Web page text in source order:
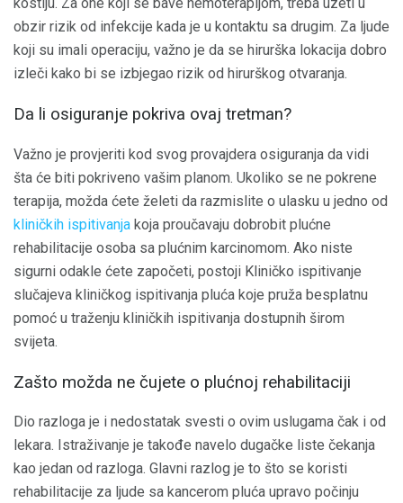
kostiju. Za one koji se bave hemoterapijom, treba uzeti u
obzir rizik od infekcije kada je u kontaktu sa drugim. Za ljude
koji su imali operaciju, važno je da se hirurška lokacija dobro
izleči kako bi se izbjegao rizik od hirurškog otvaranja.
Da li osiguranje pokriva ovaj tretman?
Važno je provjeriti kod svog provajdera osiguranja da vidi
šta će biti pokriveno vašim planom. Ukoliko se ne pokrene
terapija, možda ćete želeti da razmislite o ulasku u jedno od
kliničkih ispitivanja koja proučavaju dobrobit plućne
rehabilitacije osoba sa plućnim karcinomom. Ako niste
sigurni odakle ćete započeti, postoji Kliničko ispitivanje
slučajeva kliničkog ispitivanja pluća koje pruža besplatnu
pomoć u traženju kliničkih ispitivanja dostupnih širom
svijeta.
Zašto možda ne čujete o plućnoj rehabilitaciji
Dio razloga je i nedostatak svesti o ovim uslugama čak i od
lekara. Istraživanje je takođe navelo dugačke liste čekanja
kao jedan od razloga. Glavni razlog je to što se koristi
rehabilitacije za ljude sa kancerom pluća upravo počinju